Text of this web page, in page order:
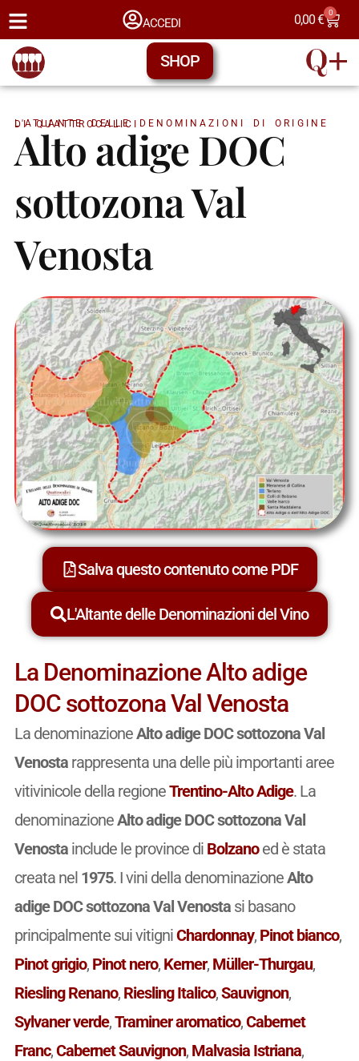
ACCEDI 0,00€ 0
SHOP
L'ATLANTE DELLE DENOMINAZIONI DI ORIGINE DI QUATTROCALICI
Alto adige DOC
sottozona Val
Venosta
Salva questo contenuto come PDF
L'Altante delle Denominazioni del Vino
La Denominazione Alto adige
DOC sottozona Val Venosta
La denominazioneAlto adige DOC sottozona Val
Venostarappresenta una delle più importanti aree
vitivinicole della regioneTrentino-Alto Adige. La
denominazioneAlto adige DOC sottozona Val
Venostainclude le province di Bolzanoed è stata
creata nel 1975. I vini della denominazioneAlto
adige DOC sottozona Val Venostasi basano
principalmente sui vitigniChardonnay, Pinot bianco,
Pinot grigio, Pinot nero, Kerner, Müller-Thurgau,
Riesling Renano, Riesling Italico,Sauvignon,
Sylvaner verde,Traminer aromatico,Cabernet
Franc,Cabernet Sauvignon, Malvasia Istriana,